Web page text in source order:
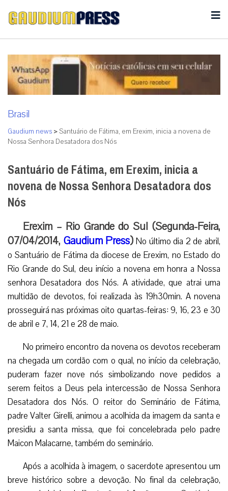
Brasil
Gaudium news >Santuário de Fátima, em Erexim, inicia a novena de
Nossa Senhora Desatadora dos Nós
Santuário de Fátima, em Erexim, inicia a
novena de Nossa Senhora Desatadora dos
Nós
Erexim – Rio Grande do Sul (Segunda-Feira,
07/04/2014, Gaudium Press) No último dia 2 de abril,
o Santuário de Fátima da diocese de Erexim, no Estado do
Rio Grande do Sul, deu início a novena em honra a Nossa
senhora Desatadora dos Nós. A atividade, que atrai uma
multidão de devotos, foi realizada às 19h30min. A novena
prosseguirá nas próximas oito quartas-feiras: 9, 16, 23 e 30
de abril e 7, 14, 21 e 28 de maio.
No primeiro encontro da novena os devotos receberam
na chegada um cordão com o qual, no início da celebração,
puderam fazer nove nós simbolizando nove pedidos a
serem feitos a Deus pela intercessão de Nossa Senhora
Desatadora dos Nós. O reitor do Seminário de Fátima,
padre Valter Girelli, animou a acolhida da imagem da santa e
presidiu a santa missa, que foi concelebrada pelo padre
Maicon Malacarne, também do seminário.
Após a acolhida à imagem, o sacerdote apresentou um
breve histórico sobre a devoção. No final da celebração,